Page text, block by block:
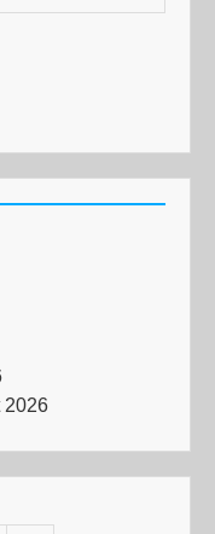
2026